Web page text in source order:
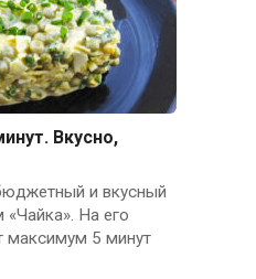
Вкусно,
и вкусный
«Чайка». На его
максимум 5 минут